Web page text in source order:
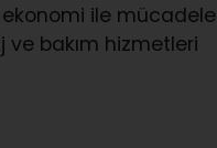
ekonomi ile mücadele
ve bakım hizmetleri